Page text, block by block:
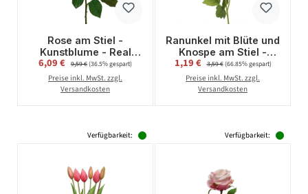
Rose am Stiel -
Kunstblume - Real
Touch Oberfläche - H:
68cm - creme
Verkaufspreis:
6,09 € Regulärer Preis:
9,59 €(36.5% gespart)
Preise inkl. MwSt. zzgl.
Versandkosten
Ranunkel mit Blüte und
Knospe am Stiel -
Kunstblume - H: 57cm
- gelb
Verkaufspreis:
1,19 € Regulärer Preis:
3,59 €(66.85% gespart)
Preise inkl. MwSt. zzgl.
Versandkosten
Verfügbarkeit: Verfügbarkeit: